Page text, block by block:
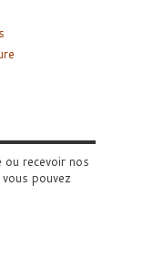
recevoir nos
pouvez